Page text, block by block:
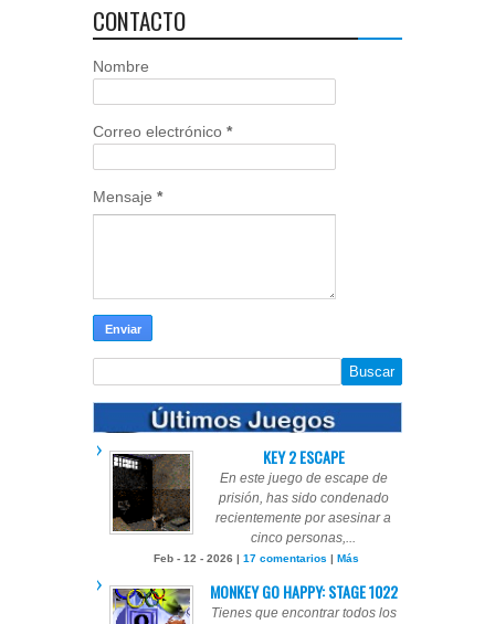
CONTACTO
Nombre
Correo electrónico *
Mensaje *
KEY 2 ESCAPE
En este juego de escape de
prisión, has sido condenado
recientemente por asesinar a
cinco personas,...
Feb - 12 - 2026 | 17 comentarios Más
MONKEY GO HAPPY: STAGE 1022
Tienes que encontrar todos los